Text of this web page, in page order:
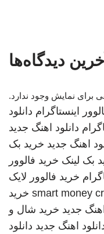
آخرین دیدگاه‌ها
برای نمایش وجود ندارد.
اینستاگرام دانلود
دانلود اهنگ جدید
اهنگ جدید خرید بک
بک لینک خرید فالوور
خرید فالوور لایک
smart money خرید
جدید خرید شال و
اهنگ جدید دانلود